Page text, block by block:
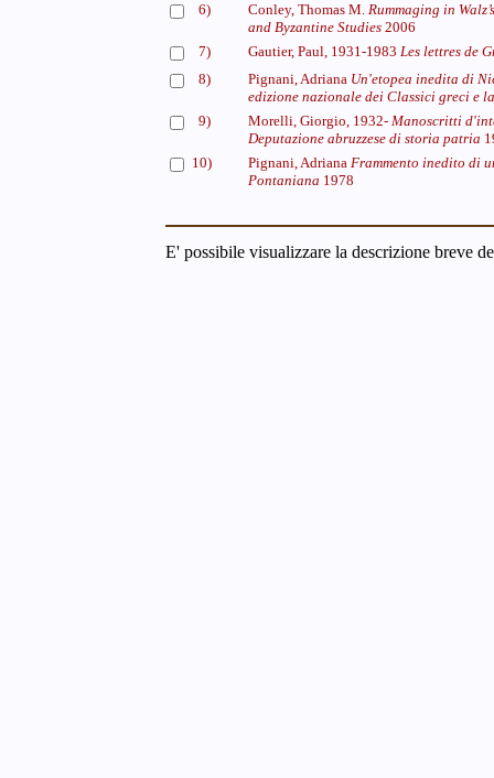
6)
Conley, Thomas M. Rummaging in
and Byzantine Studies 2006
7)
Gautier, Paul, 1931-1983 Les lettres de
8)
Pignani, Adriana Un'etopea inedita di
edizione nazionale dei Classici greci e
9)
Morelli, Giorgio, 1932- Manoscritti
Deputazione abruzzese di storia patria
10)
Pignani, Adriana Frammento inedito di
Pontaniana 1978
E' possibile visualizzare la descrizione breve